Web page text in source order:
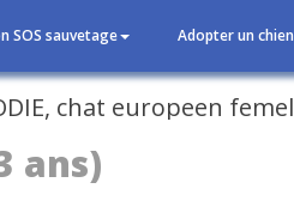
SOS sauvetage Adopter un chien
ans)